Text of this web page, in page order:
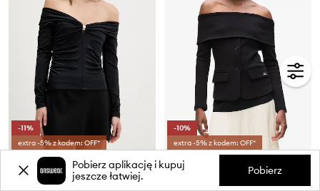
-11%
extra -5% z kodem: OFF*
Abercrombie & Fitch bluzka
Cena aktualna:
114,99 zł
-10%
extra -5% z kodem: OFF*
Karl Lagerfeld bluzka
Cena aktualna:
Pobierz aplikację i kupuj
jeszcze łatwiej.
Pobierz